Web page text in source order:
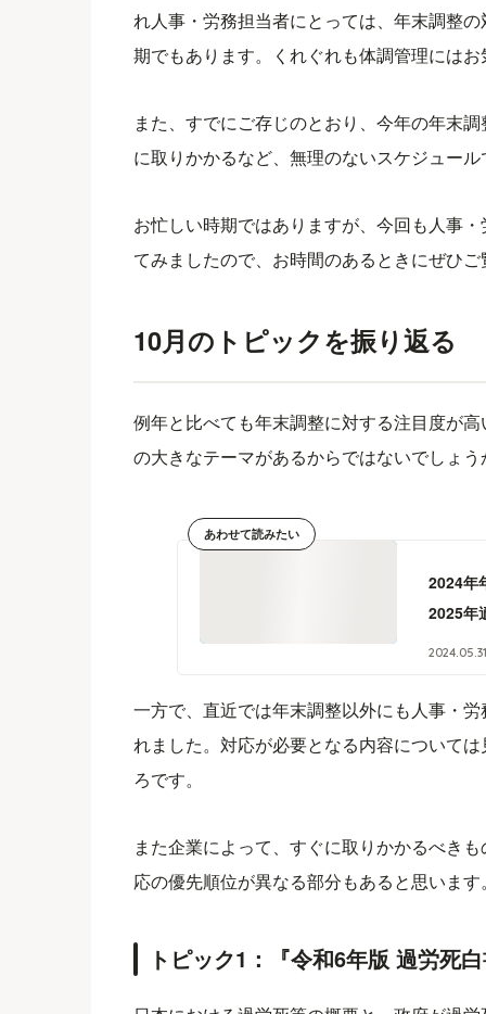
れ人事・労務担当者にとっては、年末調整
期でもあります。くれぐれも体調管理には
また、すでにご存じのとおり、今年の年末
に取りかかるなど、無理のないスケジュー
お忙しい時期ではありますが、今回も人事
てみましたので、お時間のあるときにぜひ
10月のトピックを振り返る
例年と比べても年末調整に対する注目度が
の大きなテーマがあるからではないでしょう
あわせて読みたい
2024年
2025年
2024.05.31
一方で、直近では年末調整以外にも人事・
れました。対応が必要となる内容について
ろです。
また企業によって、すぐに取りかかるべき
応の優先順位が異なる部分もあると思いま
トピック1：『令和6年版 過労死